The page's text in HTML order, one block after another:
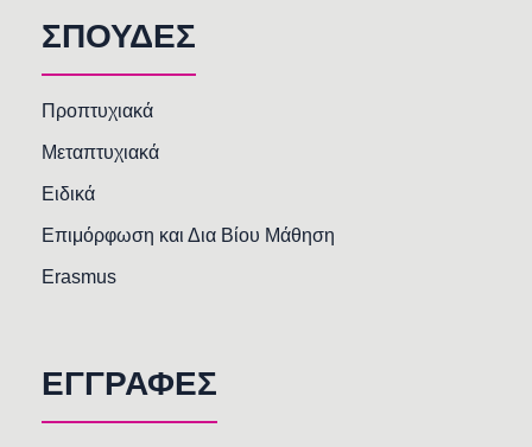
ΣΠΟΥΔΕΣ
Προπτυχιακά
Μεταπτυχιακά
Ειδικά
Επιμόρφωση και Δια Βίου Μάθηση
Erasmus
ΕΓΓΡΑΦΕΣ